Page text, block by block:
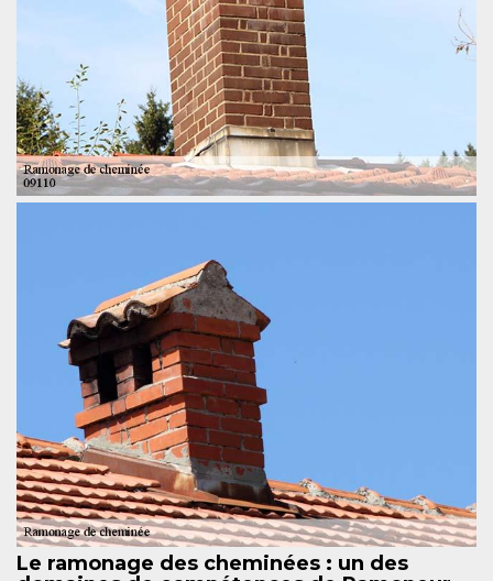
Le ramonage des cheminées : un des